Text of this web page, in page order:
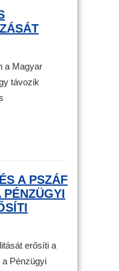
a Magyar
távozik
A PSZÁF
PÉNZÜGYI
erősíti a
Pénzügyi